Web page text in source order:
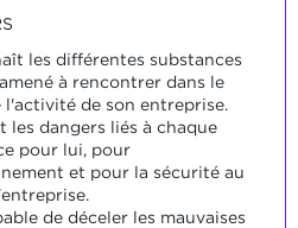
les différentes substances
à rencontrer dans le
l'activité de son entreprise.
les dangers liés à chaque
pour lui, pour
et pour la sécurité au
de déceler les mauvaises